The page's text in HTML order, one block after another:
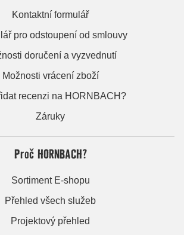
Kontaktní formulář
pro odstoupení od smlouvy
doručení a vyzvednutí
Možnosti vrácení zboží
recenzi na HORNBACH?
Záruky
Proč HORNBACH?
Sortiment E-shopu
Přehled všech služeb
Projektový přehled